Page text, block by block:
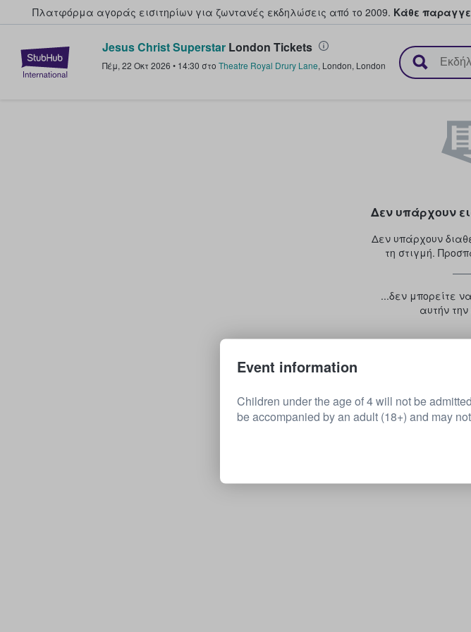
Πλατφόρμα αγοράς εισιτηρίων για ζωντανές εκδηλώσεις από το 2009. Κάθε
StubHub - Όπου οι φαν αγοράζουν και πουλούν
Jesus Christ Superstar London Tickets
Πέμ, 22 Οκτ 2026 • 14:30 στο Theatre Royal Drury Lane, London, London
Δεν υπάρχουν
Δεν υπάρχουν
τη στιγμή.
...δεν μπορείτε
αυτήν
Event information
Children under the age of 4 will not be
be accompanied by an adult (18+) and may